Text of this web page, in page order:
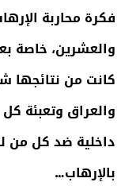
فكرة محاربة
كانت من نتائجها
والعراق وتعبئة
داخلية ضد كل من
بالإرهاب…